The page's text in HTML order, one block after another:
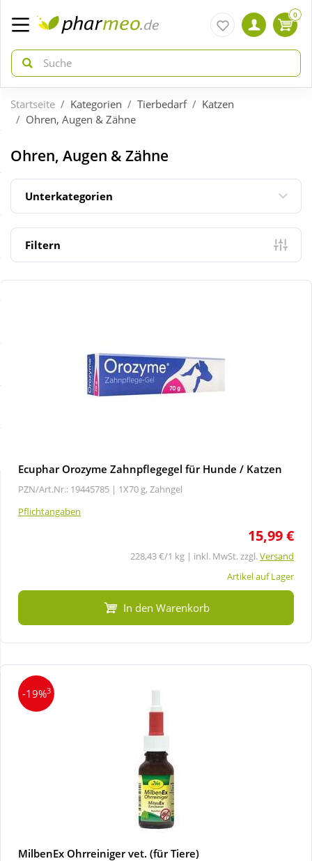
zurück
ÜBERSICHT AKTIONEN
Aktuelle Coupons
Neuheiten
zurück
ÜBERSICHT KATEGORIEN
Arzneimittel
Diabetes
Natur & Homöopathie
Tierbedarf
Wellness
0
Startseite Kategorien Tierbedarf
Katzen
Ohren, Augen & Zähne
Ohren, Augen & Zähne
Unterkategorien
Filtern
Ecuphar Orozyme Zahnpflegegel für Hunde / Katzen
PZN/Art.Nr.: 19445785 | 1X70 g, Zahngel
Pflichtangaben
15,99 €
228,43 €/1 kg | inkl. MwSt. zzgl.Versand
Artikel auf Lager
In den Warenkorb
-19%3
MilbenEx Ohrreiniger vet. (für Tiere)